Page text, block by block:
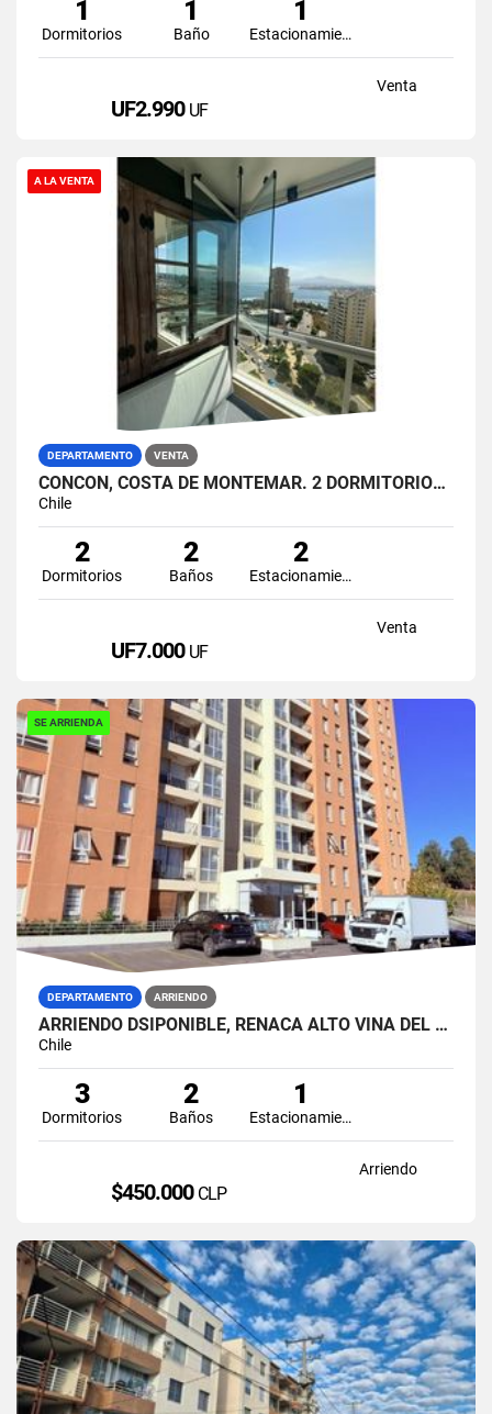
1
Dormitorios
1
Baño
1
Estacionamiento
Venta
UF2.990 UF
A LA VENTA
DEPARTAMENTO VENTA
CONCON, COSTA DE MONTEMAR. 2 DORMITORIOS 2 BAÑOS
Chile
2
Dormitorios
2
Baños
2
Estacionamiento
Venta
UF7.000 UF
SE ARRIENDA
DEPARTAMENTO ARRIENDO
ARRIENDO DSIPONIBLE, REÑACA ALTO VIÑA DEL MAR
Chile
3
Dormitorios
2
Baños
1
Estacionamiento
Arriendo
$450.000 CLP